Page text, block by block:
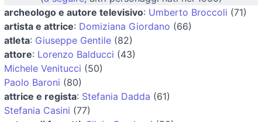
archeologo e autore televisivo: Umberto Broccoli (71)
artista e attrice: Domiziana Giordano (66)
atleta: Giuseppe Gentile (82)
attore: Lorenzo Balducci (43)
Michele Venitucci (50)
Paolo Baroni (80)
attrice e regista: Stefania Dadda (61)
Stefania Casini (77)